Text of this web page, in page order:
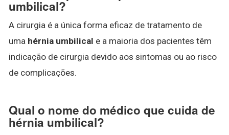
umbilical?
A cirurgia é a única forma eficaz de tratamento de
uma hérnia umbilical e a maioria dos pacientes têm
indicação de cirurgia devido aos sintomas ou ao risco
de complicações.
Qual o nome do médico que cuida de
hérnia umbilical?